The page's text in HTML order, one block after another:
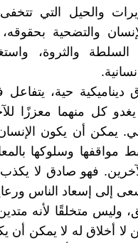
والحيل التي
والتضحية بحقوقه،
والثروة،
ديناميكية حية، يتفاعل
يغدو كل منهما معززًا
يمكن أن يكون
وسلوكها
فهو صادق لا
إلى إسعاد الناس
وليس متخلقًا لأنه
لا أخلاق له لا يمكن أن